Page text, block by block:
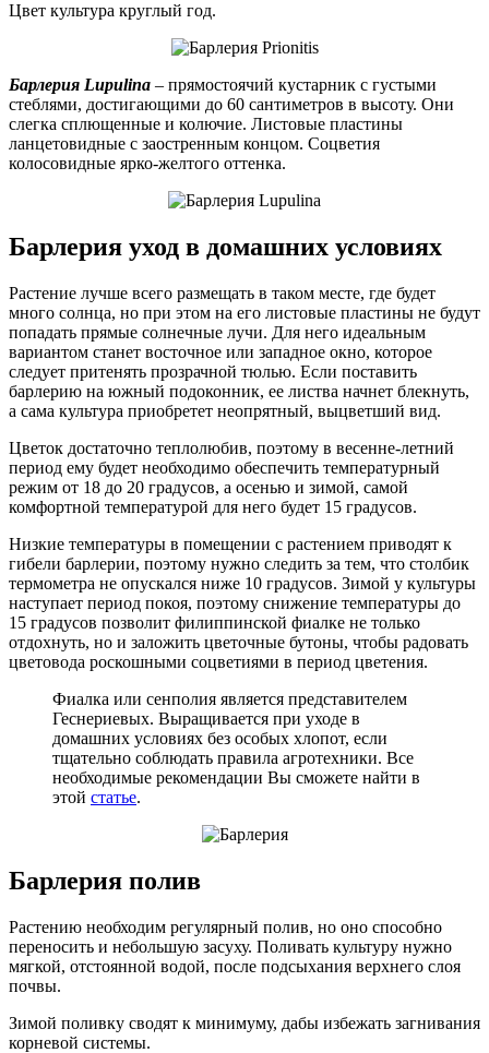
Цвет культура круглый год.
Барлерия Lupulina – прямостоячий кустарник с густыми
стеблями, достигающими до 60 сантиметров в высоту. Они
слегка сплющенные и колючие. Листовые пластины
ланцетовидные с заостренным концом. Соцветия
колосовидные ярко-желтого оттенка.
Барлерия уход в домашних условиях
Растение лучше всего размещать в таком месте, где будет
много солнца, но при этом на его листовые пластины не будут
попадать прямые солнечные лучи. Для него идеальным
вариантом станет восточное или западное окно, которое
следует притенять прозрачной тюлью. Если поставить
барлерию на южный подоконник, ее листва начнет блекнуть,
а сама культура приобретет неопрятный, выцветший вид.
Цветок достаточно теплолюбив, поэтому в весенне-летний
период ему будет необходимо обеспечить температурный
режим от 18 до 20 градусов, а осенью и зимой, самой
комфортной температурой для него будет 15 градусов.
Низкие температуры в помещении с растением приводят к
гибели барлерии, поэтому нужно следить за тем, что столбик
термометра не опускался ниже 10 градусов. Зимой у культуры
наступает период покоя, поэтому снижение температуры до
15 градусов позволит филиппинской фиалке не только
отдохнуть, но и заложить цветочные бутоны, чтобы радовать
цветовода роскошными соцветиями в период цветения.
Фиалка или сенполия является представителем
Геснериевых. Выращивается при уходе в
домашних условиях без особых хлопот, если
тщательно соблюдать правила агротехники. Все
необходимые рекомендации Вы сможете найти в
этой статье.
Барлерия полив
Растению необходим регулярный полив, но оно способно
переносить и небольшую засуху. Поливать культуру нужно
мягкой, отстоянной водой, после подсыхания верхнего слоя
почвы.
Зимой поливку сводят к минимуму, дабы избежать загнивания
корневой системы.